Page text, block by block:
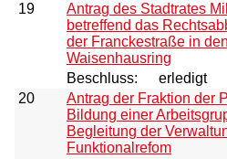
19
Antrag des Stadtrates
betreffend das
der Franckestraße in den
Waisenhausring
Beschluss:
erledigt
20
Antrag der Fraktion der
Bildung einer
Begleitung der
Funktionalrefom